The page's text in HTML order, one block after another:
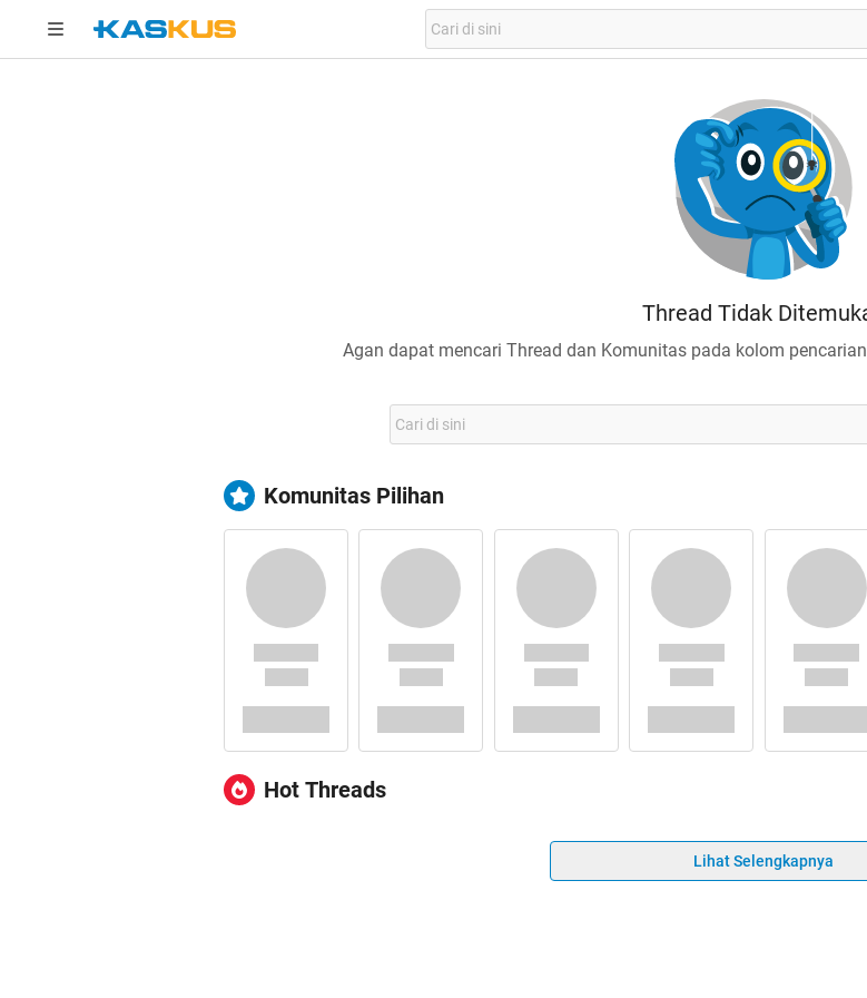
Thread Tidak
Agan dapat mencari Thread dan Komunitas pada kolom
Komunitas Pilihan
Hot Threads
Lihat Selengkapnya